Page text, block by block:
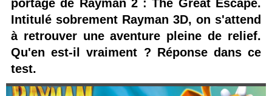
portage de Rayman 2 : The Great Escape.
Intitulé sobrement Rayman 3D, on s'attend
à retrouver une aventure pleine de relief.
Qu'en est-il vraiment ? Réponse dans ce
test.